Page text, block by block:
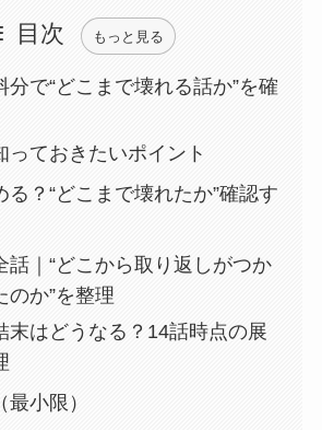
目次 もっと見る
分で“どこまで壊れる話か”を確
っておきたいポイント
る？“どこまで壊れたか”確認す
話｜“どこから取り返しがつか
のか”を整理
末はどうなる？14話時点の展
小限）